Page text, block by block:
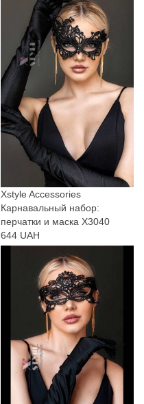
Xstyle Accessories
Карнавальный набор:
перчатки и маска X3040
644 UAH